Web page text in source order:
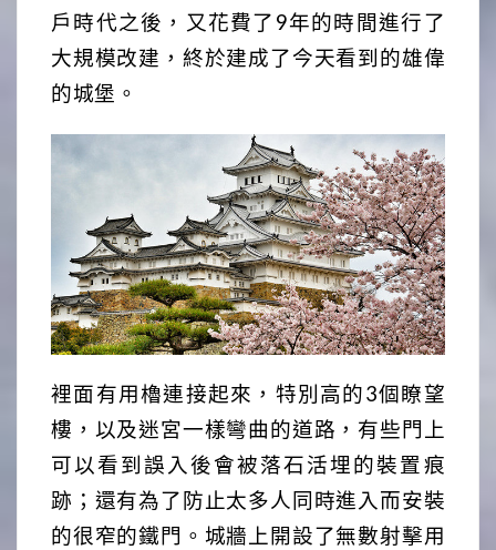
戶時代之後，又花費了9年的時間進行了
大規模改建，終於建成了今天看到的雄偉
的城堡。
裡面有用櫓連接起來，特別高的3個瞭望
樓，以及迷宮一樣彎曲的道路，有些門上
可以看到誤入後會被落石活埋的裝置痕
跡；還有為了防止太多人同時進入而安裝
的很窄的鐵門。城牆上開設了無數射擊用